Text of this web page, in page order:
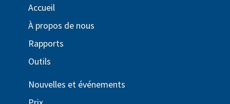
Accueil
À propos de nous
Rapports
Outils
Nouvelles et événements